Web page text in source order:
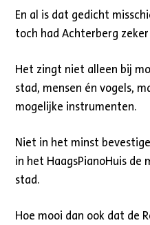
En al is dat gedicht
toch had Achterberg
Het zingt niet alleen bij
stad, mensen én vogels,
mogelijke instrumenten.
Niet in het minst
in het HaagsPianoHuis de
stad.
Hoe mooi dan ook dat de